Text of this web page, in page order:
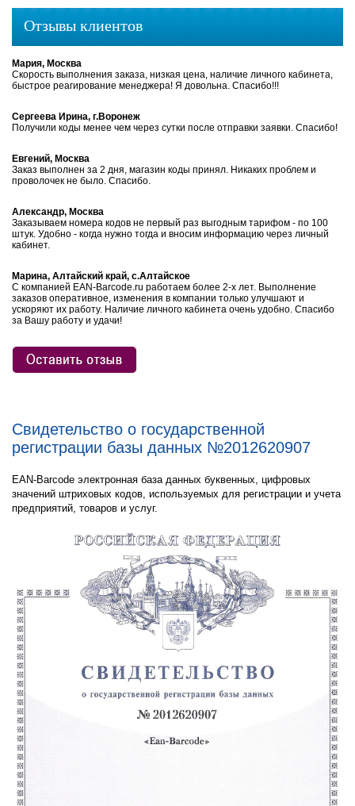
Отзывы клиентов
Мария, Москва
Скорость выполнения заказа, низкая цена, наличие личного кабинета,
быстрое реагирование менеджера! Я довольна. Спасибо!!!
Сергеева Ирина, г.Воронеж
Получили коды менее чем через сутки после отправки заявки. Спасибо!
Евгений, Москва
Заказ выполнен за 2 дня, магазин коды принял. Никаких проблем и
проволочек не было. Спасибо.
Александр, Москва
Заказываем номера кодов не первый раз выгодным тарифом - по 100
штук. Удобно - когда нужно тогда и вносим информацию через личный
кабинет.
Марина, Алтайский край, с.Алтайское
С компанией EAN-Barcode.ru работаем более 2-х лет. Выполнение
заказов оперативное, изменения в компании только улучшают и
ускоряют их работу. Наличие личного кабинета очень удобно. Спасибо
за Вашу работу и удачи!
Свидетельство о государственной
регистрации базы данных №2012620907
EAN-Barcode электронная база данных буквенных, цифровых
значений штриховых кодов, используемых для регистрации и учета
предприятий, товаров и услуг.